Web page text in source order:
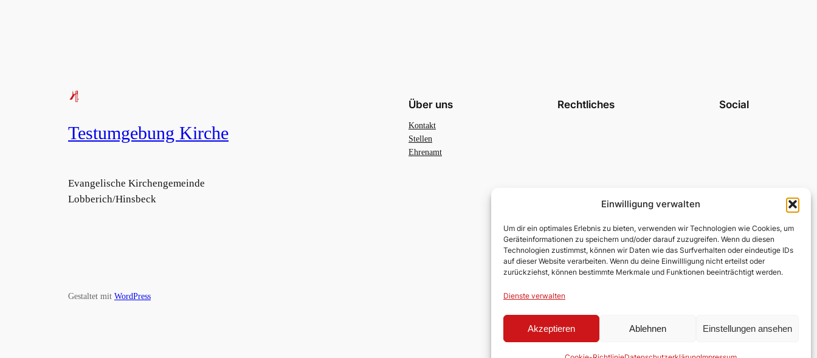
Einwilligung verwalten
Um dir ein optimales Erlebnis zu bieten, verwenden wir Technologien wie Cookies, um
Geräteinformationen zu speichern und/oder darauf zuzugreifen. Wenn du diesen
Technologien zustimmst, können wir Daten wie das Surfverhalten oder eindeutige IDs
auf dieser Website verarbeiten. Wenn du deine Einwillligung nicht erteilst oder
zurückziehst, können bestimmte Merkmale und Funktionen beeinträchtigt werden.
Dienste verwalten
Akzeptieren Ablehnen Einstellungen ansehen
Testumgebung Kirche
Evangelische Kirchengemeinde
Lobberich/Hinsbeck
Über uns
Kontakt
Stellen
Ehrenamt
Rechtliches Social
Gestaltet mit WordPress